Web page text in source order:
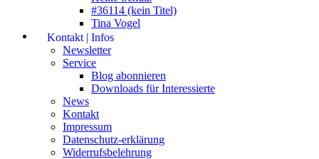
#36114 (kein Titel)
Tina Vogel
Kontakt | Infos
Newsletter
Service
Blog abonnieren
Downloads für Interessierte
News
Kontakt
Impressum
Datenschutz-erklärung
Widerrufsbelehrung